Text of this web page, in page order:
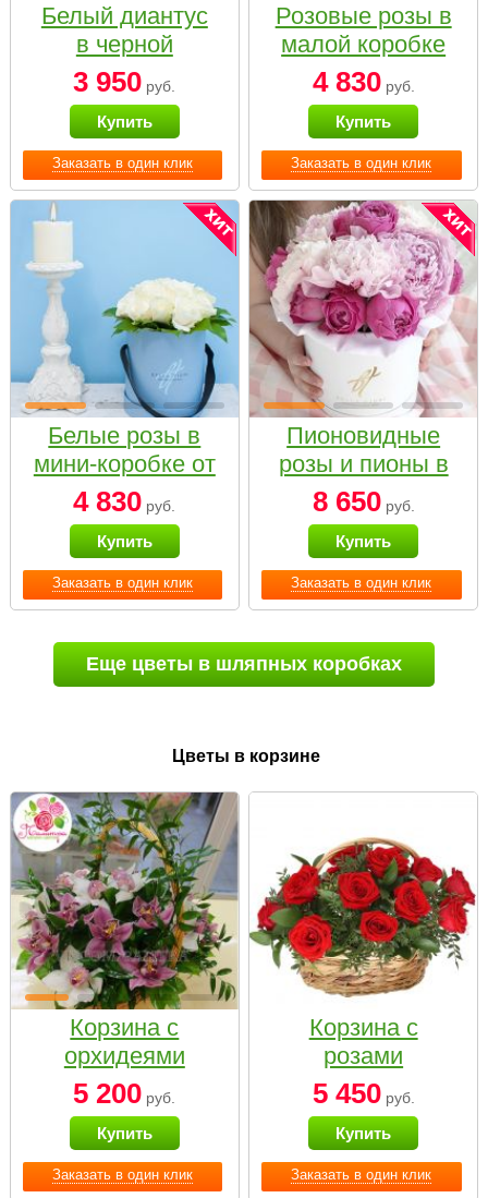
Заказать в один клик
Белый диантус
в черной
коробке Small
3 950 руб.
Купить
Заказать в один клик
Розовые розы в
малой коробке
4 830руб.
Купить
Заказать в один клик
Белые розы в
мини-коробке от
Bella Fiori
4 830 руб.
Купить
Заказать в один клик
Пионовидные
розы и пионы в
белой коробке
Small
8 650руб.
Купить
Еще цветы в шляпных коробках
Цветы в корзине
Заказать в один клик
Корзина с
орхидеями
малая
5 200 руб.
Купить
Заказать в один клик
Корзина с
розами
«Красный
Париж»
5 450руб.
Купить